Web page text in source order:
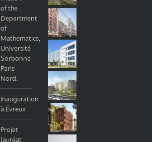
of the
Department
of
Mathematics,
Université
Sorbonne
Paris
Nord.
Inauguration
à Évreux
Projet
lauréat